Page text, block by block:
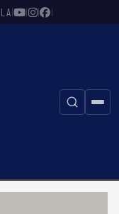
| | | |
⚲